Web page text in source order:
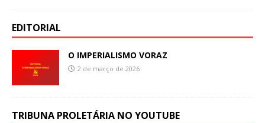
EDITORIAL
O IMPERIALISMO VORAZ
2 de março de 2026
TRIBUNA PROLETÁRIA NO YOUTUBE